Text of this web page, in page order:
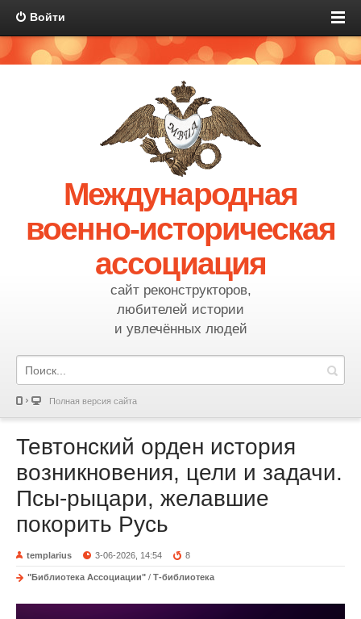
Войти
Международная
военно-историческая
ассоциация
сайт реконструкторов,
любителей истории
и увлечённых людей
Полная версия сайта
Тевтонский орден история
возникновения, цели и задачи.
Псы-рыцари, желавшие
покорить Русь
templarius 3-06-2026, 14:54 8
"Библиотека Ассоциации" / Т-библиотека